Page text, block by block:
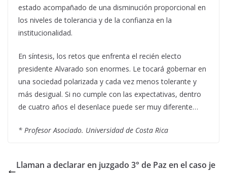
estado acompañado de una disminución proporcional en
los niveles de tolerancia y de la confianza en la
institucionalidad.
En síntesis, los retos que enfrenta el recién electo
presidente Alvarado son enormes. Le tocará gobernar en
una sociedad polarizada y cada vez menos tolerante y
más desigual. Si no cumple con las expectativas, dentro
de cuatro años el desenlace puede ser muy diferente…
* Profesor Asociado. Universidad de Costa Rica
Llaman a declarar en juzgado 3° de Paz en el caso je